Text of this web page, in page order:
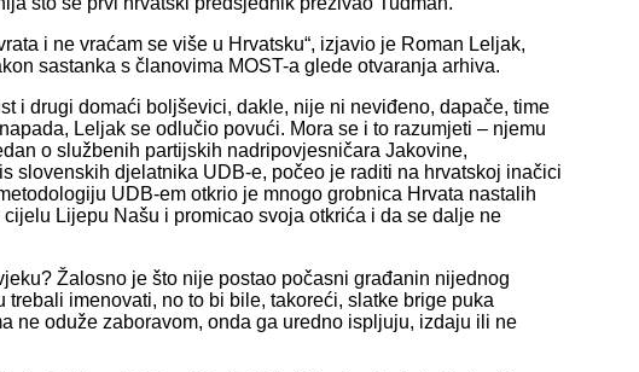
i ne vraćam se više u Hrvatsku“, izjavio je Roman Leljak,
sastanka s članovima MOST-a glede otvaranja arhiva.
i drugi domaći boljševici, dakle, nije ni neviđeno, dapače, time
Leljak se odlučio povući. Mora se i to razumjeti – njemu
o službenih partijskih nadripovjesničara Jakovine,
slovenskih djelatnika UDB-e, počeo je raditi na hrvatskoj inačici
UDB-em otkrio je mnogo grobnica Hrvata nastalih
Lijepu Našu i promicao svoja otkrića i da se dalje ne
Žalosno je što nije postao počasni građanin nijednog
imenovati, no to bi bile, takoreći, slatke brige puka
ne oduže zaboravom, onda ga uredno ispljuju, izdaju ili ne